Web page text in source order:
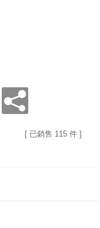
[ 已銷售 115 件 ]